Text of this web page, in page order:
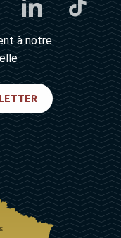
à notre